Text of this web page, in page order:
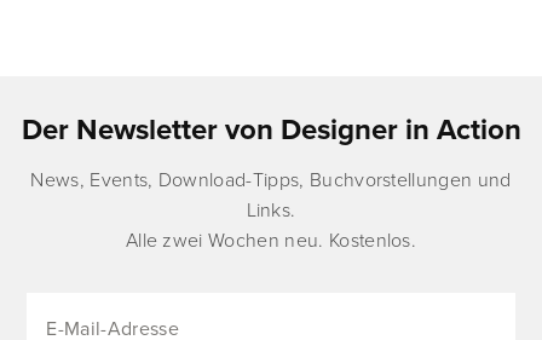
Der Newsletter von Designer in Action
News, Events, Download-Tipps, Buchvorstellungen und
Links.
Alle zwei Wochen neu. Kostenlos.